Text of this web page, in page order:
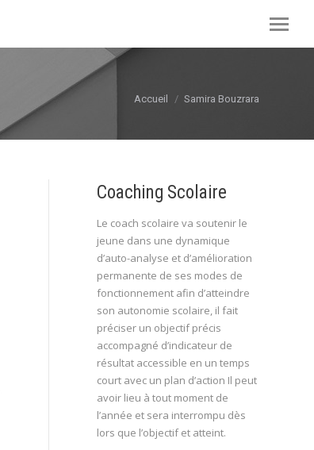
Vous êtes ici :
Accueil Samira Bouzrara
Coaching Scolaire
Le coach scolaire va soutenir le
jeune dans une dynamique
d’auto-analyse et d’amélioration
permanente de ses modes de
fonctionnement afin d’atteindre
son autonomie scolaire, il fait
préciser un objectif précis
accompagné d’indicateur de
résultat accessible en un temps
court avec un plan d’action Il peut
avoir lieu à tout moment de
l’année et sera interrompu dès
lors que l’objectif et atteint.